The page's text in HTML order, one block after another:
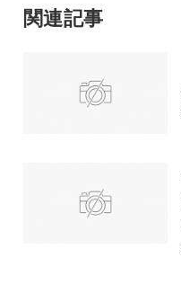
関連記事